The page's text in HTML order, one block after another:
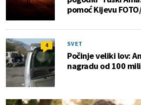
pomoć Kijevu
4 SVET
Počinje veliki lov:
nagradu od 100